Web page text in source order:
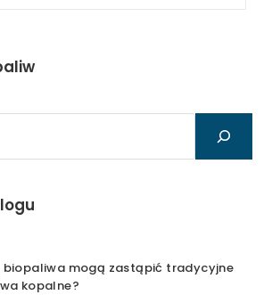
biopaliwa mogą zastąpić tradycyjne
kopalne?